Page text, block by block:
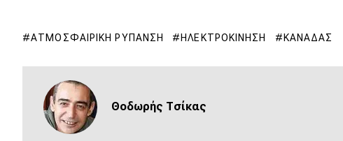
Σταθμοί φόρτισης
Classic
Νέα
ΑΤΜΟΣΦΑΙΡΙΚΉ ΡΎΠΑΝΣΗ ΗΛΕΚΤΡΟΚΊΝΗΣΗ ΚΑΝΑΔΆΣ
Θοδωρής Τσίκας